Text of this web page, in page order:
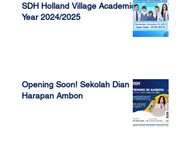
SDH Holland Village Academic
Year 2024/2025
Opening Soon! Sekolah Dian
Harapan Ambon